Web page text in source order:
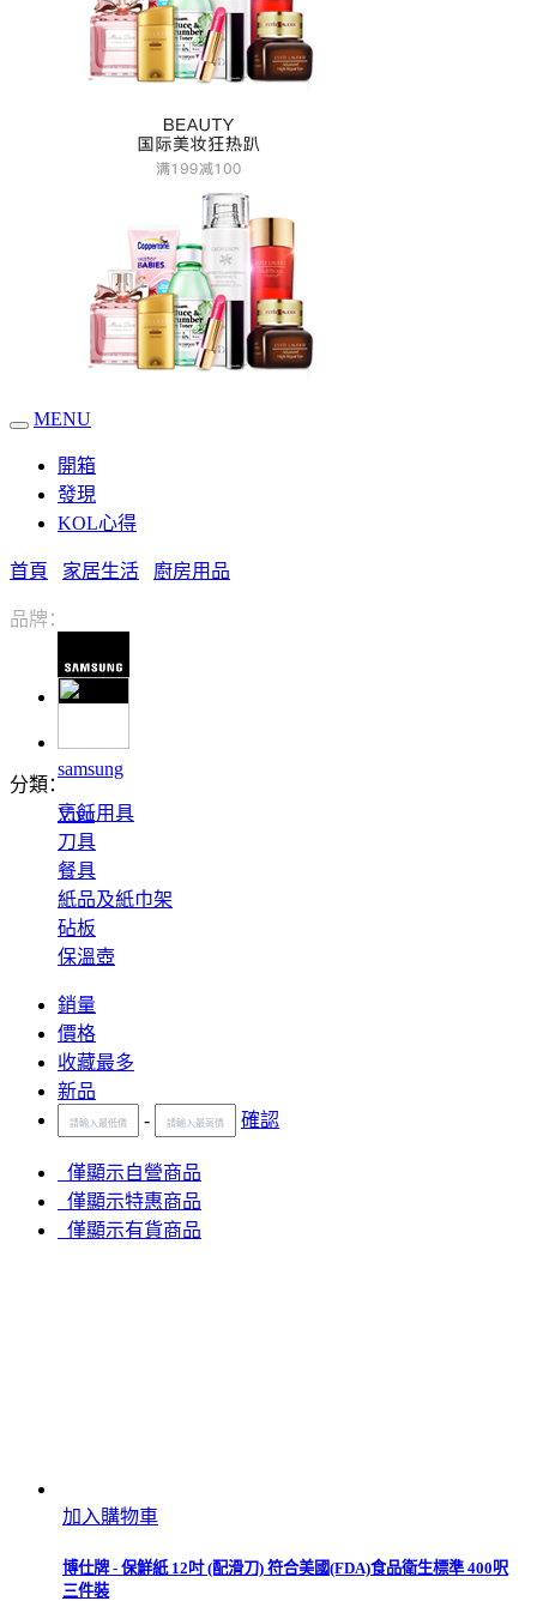
MENU
開箱
發現
KOL心得
首頁 家居生活 廚房用品
品牌：
samsung
Vivo
分類：
烹飪用具
刀具
餐具
紙品及紙巾架
砧板
保溫壺
銷量
價格
收藏最多
新品
-
確認
僅顯示自營商品
僅顯示特惠商品
僅顯示有貨商品
加入購物車
博仕牌 - 保鮮紙 12吋 (配滑刀) 符合美國(FDA)食品衛生標準 400呎
三件裝